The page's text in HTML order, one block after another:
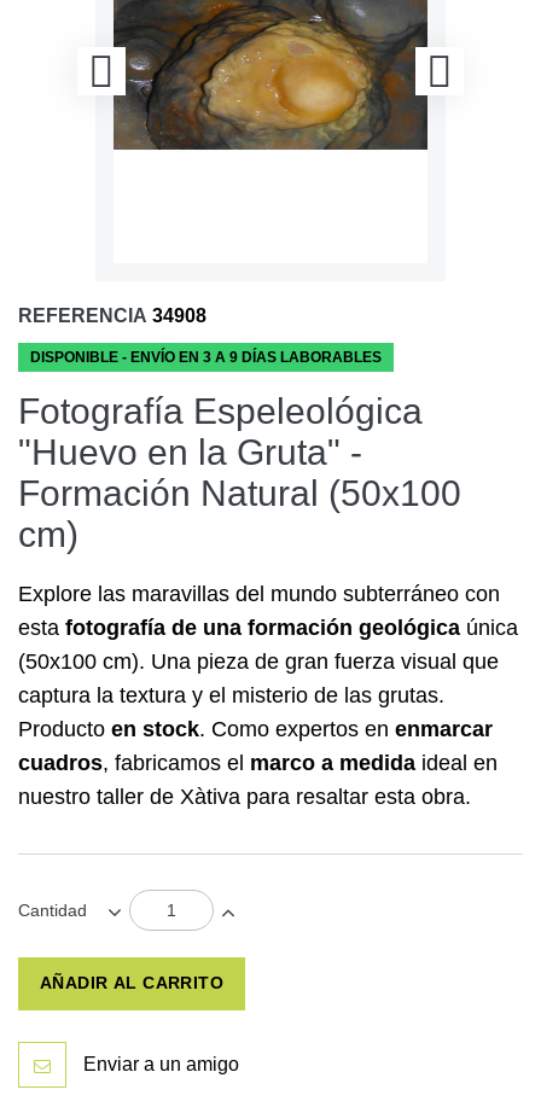
REFERENCIA 34908
DISPONIBLE - ENVÍO EN 3 A 9 DÍAS LABORABLES
Fotografía Espeleológica
"Huevo en la Gruta" -
Formación Natural (50x100
cm)
Explore las maravillas del mundo subterráneo con
esta fotografía de una formación geológica única
(50x100 cm). Una pieza de gran fuerza visual que
captura la textura y el misterio de las grutas.
Producto en stock. Como expertos en enmarcar
cuadros, fabricamos el marco a medida ideal en
nuestro taller de Xàtiva para resaltar esta obra.
Cantidad
AÑADIR AL CARRITO
Enviar a un amigo